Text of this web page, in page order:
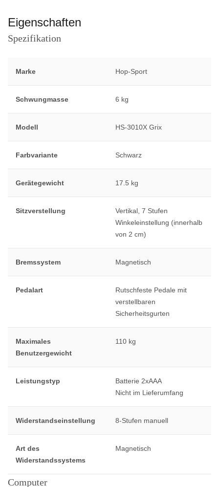
Eigenschaften
Spezifikation
Marke Hop-Sport
Schwungmasse 6 kg
Modell HS-3010X Grix
Farbvariante Schwarz
Gerätegewicht 17.5 kg
Sitzverstellung
Vertikal, 7 Stufen
Winkeleinstellung (innerhalb
von 2 cm)
Bremssystem Magnetisch
Pedalart
Rutschfeste Pedale mit
verstellbaren
Sicherheitsgurten
Maximales
Benutzergewicht
110 kg
Leistungstyp
Batterie 2xAAA
Nicht im Lieferumfang
Widerstandseinstellung 8-Stufen manuell
Art des
Widerstandssystems
Magnetisch
Computer